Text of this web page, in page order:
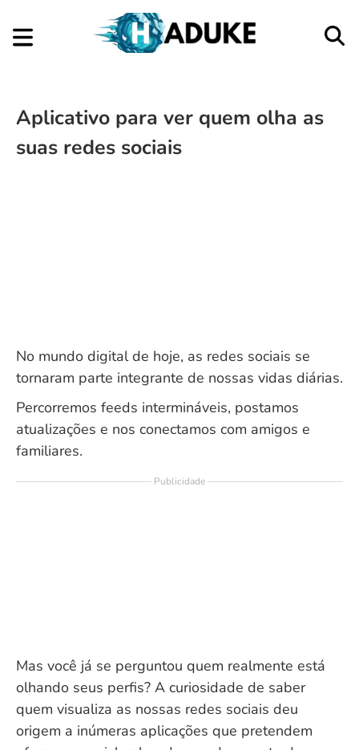
Aplicativo para ver quem olha as
suas redes sociais
No mundo digital de hoje, as redes sociais se
tornaram parte integrante de nossas vidas diárias.
Percorremos feeds intermináveis, postamos
atualizações e nos conectamos com amigos e
familiares.
Publicidade
Mas você já se perguntou quem realmente está
olhando seus perfis? A curiosidade de saber
quem visualiza as nossas redes sociais deu
origem a inúmeras aplicações que pretendem